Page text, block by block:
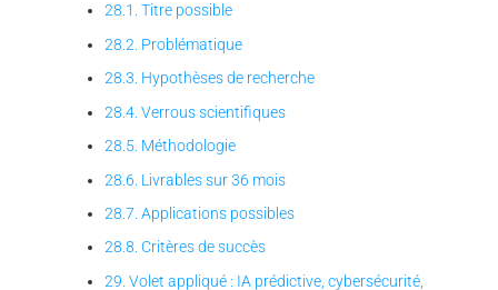
28.1. Titre possible
28.2. Problématique
28.3. Hypothèses de recherche
28.4. Verrous scientifiques
28.5. Méthodologie
28.6. Livrables sur 36 mois
28.7. Applications possibles
28.8. Critères de succès
29. Volet appliqué : IA prédictive, cybersécurité,